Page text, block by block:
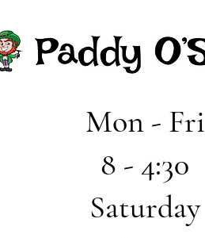
Mon - Fri
8 - 4:30
Saturday